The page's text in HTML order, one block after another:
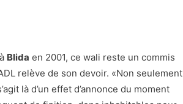
Blida en 2001, ce wali reste un commis
relève de son devoir. «Non seulement
là d’un effet d’annonce du moment